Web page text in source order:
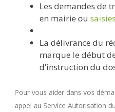
Les demandes de
en mairie ou
La délivrance du
marque le début
d’instruction du
Pour vous aider dans vos
appel au Service Autorisation